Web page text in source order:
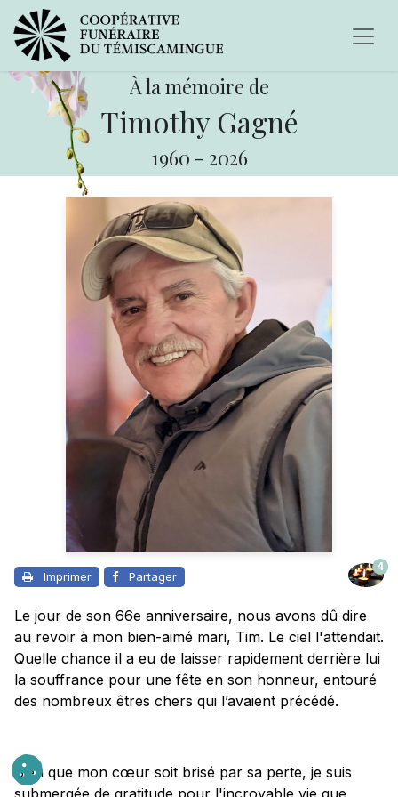
À la mémoire de
Timothy Gagné
1960 - 2026
Imprimer Partager
4
Le jour de son 66e anniversaire, nous avons dû dire
au revoir à mon bien-aimé mari, Tim. Le ciel l'attendait.
Quelle chance il a eu de laisser rapidement derrière lui
la souffrance pour une fête en son honneur, entouré
des nombreux êtres chers qui l’avaient précédé.
Bien que mon cœur soit brisé par sa perte, je suis